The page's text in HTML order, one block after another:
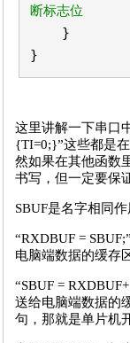
断标志位
}
}
这里讲解一下串口
{TI=0;}”这些都是
然如果在其他函数
书写，但一定要保
SBUF是名字相同
“RXDBUF =
电脑端数据的缓存
“SBUF =
送给电脑端数据的
句，那就是单片机